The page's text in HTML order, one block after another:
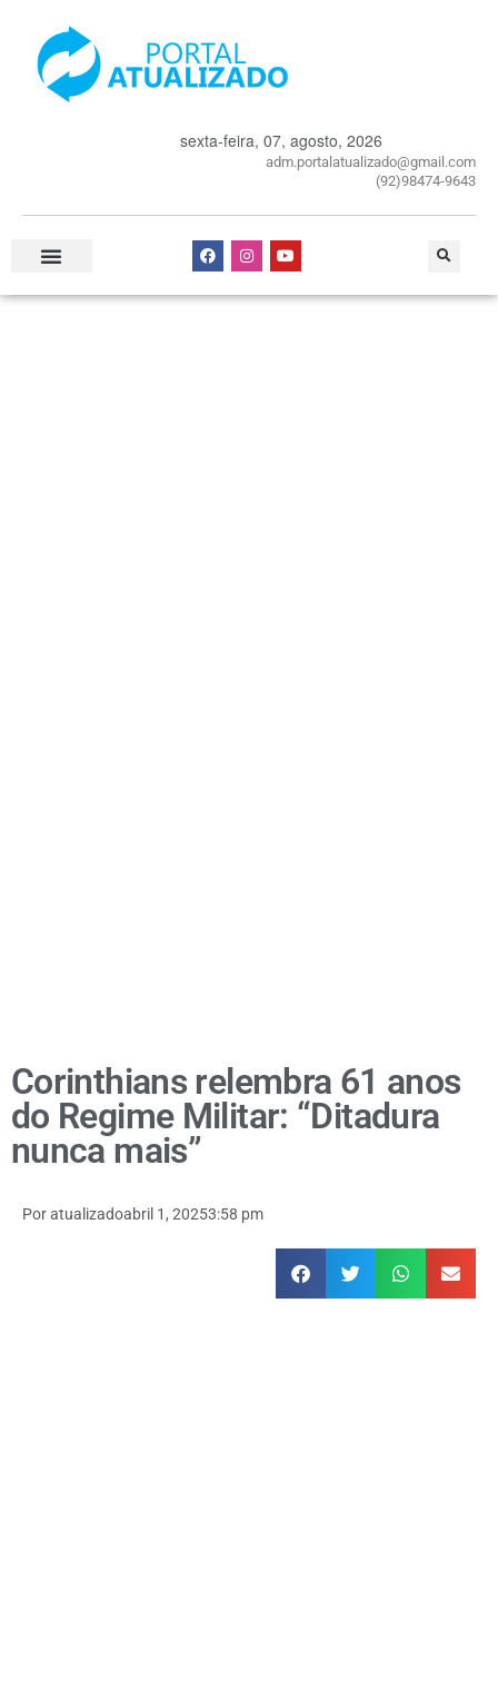
sexta-feira, 07, agosto, 2026
adm.portalatualizado@gmail.com
(92)98474-9643
Corinthians relembra 61 anos
do Regime Militar: “Ditadura
nunca mais”
Poratualizadoabril 1, 20253:58 pm